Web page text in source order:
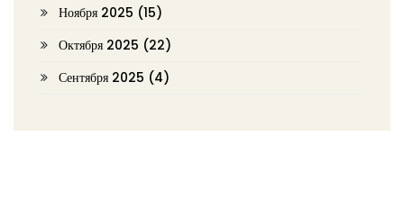
Ноября 2025 (15)
Октября 2025 (22)
Сентября 2025 (4)